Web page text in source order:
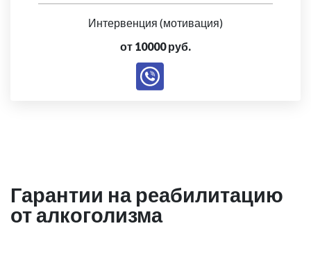
Интервенция (мотивация)
от 10000 руб.
Гарантии на реабилитацию
от алкоголизма